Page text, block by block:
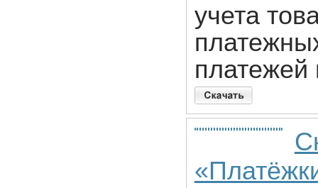
учета
платежей